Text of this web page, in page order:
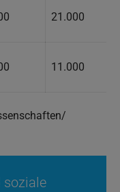
21.000
11.000
soziale